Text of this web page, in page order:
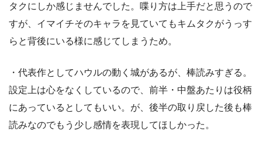
タクにしか感じませんでした。喋り方は上手だと思うので
すが、イマイチそのキャラを見ていてもキムタクがうっす
らと背後にいる様に感じてしまうため。
・代表作としてハウルの動く城があるが、棒読みすぎる。
設定上は心をなくしているので、前半・中盤あたりは役柄
にあっているとしてもいい。が、後半の取り戻した後も棒
読みなのでもう少し感情を表現してほしかった。